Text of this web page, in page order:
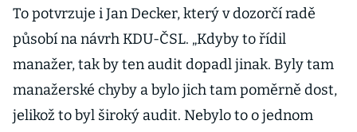
To potvrzuje i Jan Decker, který v dozorčí radě
působí na návrh KDU-ČSL. „Kdyby to řídil
manažer, tak by ten audit dopadl jinak. Byly tam
manažerské chyby a bylo jich tam poměrně dost,
jelikož to byl široký audit. Nebylo to o jednom